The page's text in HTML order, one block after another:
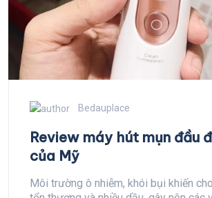
Bedauplace
Review máy hút mụn đầu
của Mỹ
Môi trường ô nhiễm, khói bụi khiến